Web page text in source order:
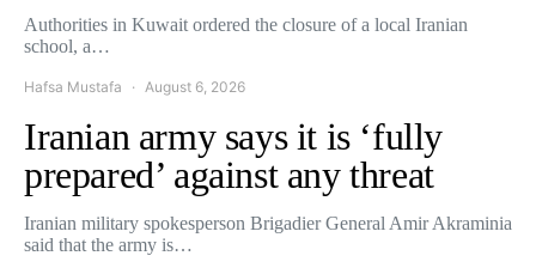
Authorities in Kuwait ordered the closure of a local Iranian
school, a…
Hafsa Mustafa August 6, 2026
Iranian army says it is ‘fully
prepared’ against any threat
Iranian military spokesperson Brigadier General Amir Akraminia
said that the army is…